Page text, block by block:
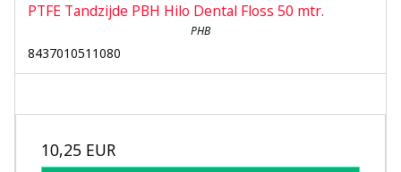
PTFE Tandzijde PBH Hilo Dental Floss 50 mtr.
PHB
8437010511080
10,25 EUR